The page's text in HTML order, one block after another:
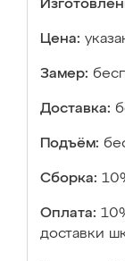
Цена:
Замер:
Доставка:
Подъём:
Сборка:
Оплата:
доставки